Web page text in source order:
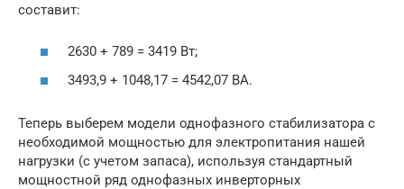
составит:
2630 + 789 = 3419 Вт;
3493,9 + 1048,17 = 4542,07 ВА.
Теперь выберем модели однофазного стабилизатора с
необходимой мощностью для электропитания нашей
нагрузки (с учетом запаса), используя стандартный
мощностной ряд однофазных инверторных